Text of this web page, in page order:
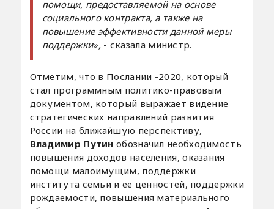
помощи, предоставляемой на основе
социального контракта, а также на
повышение эффективности данной меры
поддержки», - сказала министр.
Отметим, что в Послании -2020, который
стал программным политико-правовым
документом, который выражает видение
стратегических направлений развития
России на ближайшую перспективу,
Владимир Путин обозначил необходимость
повышения доходов населения, оказания
помощи малоимущим, поддержки
института семьи и ее ценностей, поддержки
рождаемости, повышения материального